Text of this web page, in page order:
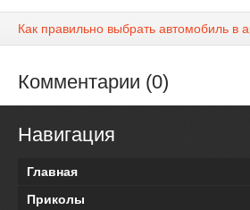
Как правильно выбрать автомобиль в
Комментарии (0)
Навигация
Главная
Приколы